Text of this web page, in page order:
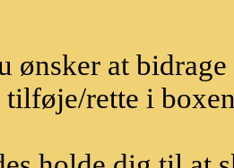
ønsker at
tilføje/rette i